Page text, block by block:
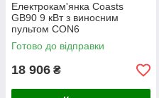
Електрокам'янка Coasts
GB90 9 кВт з виносним
пультом CON6
Готово до відправки
18 906 ₴